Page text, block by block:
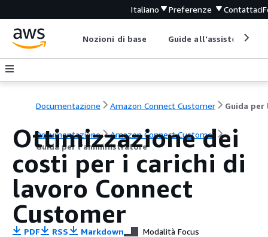
Italiano Preferenze Contattaci
Nozioni di base Guide all'assistenza
Documentazione Amazon Connect Customer
Documentazione
Amazon Connect Customer
Guida per l'amministratore
Ottimizzazione dei
costi per i carichi di
lavoro Connect
Customer
PDF RSS Markdown Modalità Focus